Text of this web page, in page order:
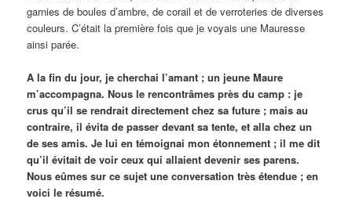
garnies de boules d’ambre, de corail et de verroteries de diverses
couleurs. C’était la première fois que je voyais une Mauresse
ainsi parée.
A la fin du jour, je cherchai l’amant ; un jeune Maure
m’accompagna. Nous le rencontrâmes près du camp : je
crus qu’il se rendrait directement chez sa future ; mais au
contraire, il évita de passer devant sa tente, et alla chez un
de ses amis. Je lui en témoignai mon étonnement ; il me dit
qu’il évitait de voir ceux qui allaient devenir ses parens.
Nous eûmes sur ce sujet une conversation très étendue ; en
voici le résumé.